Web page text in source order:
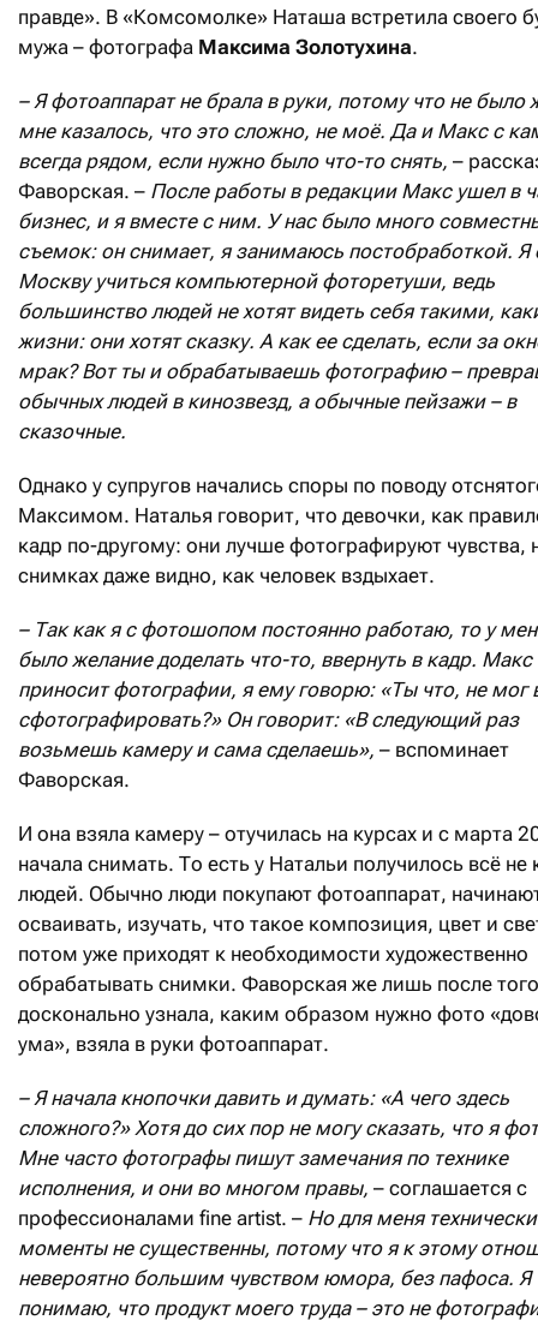
правде». В «Комсомолке» Наташа встретила своего
мужа – фотографа Максима Золотухина.
– Я фотоаппарат не брала в руки, потому что не было
мне казалось, что это сложно, не моё. Да и Макс с
всегда рядом, если нужно было что-то снять, –
Фаворская. – После работы в редакции Макс ушел в
бизнес, и я вместе с ним. У нас было много
съемок: он снимает, я занимаюсь постобработкой. Я
Москву учиться компьютерной фоторетуши, ведь
большинство людей не хотят видеть себя такими,
жизни: они хотят сказку. А как ее сделать, если за
мрак? Вот ты и обрабатываешь фотографию –
обычных людей в кинозвезд, а обычные пейзажи – в
сказочные.
Однако у супругов начались споры по поводу
Максимом. Наталья говорит, что девочки, как
кадр по-другому: они лучше фотографируют чувства,
снимках даже видно, как человек вздыхает.
– Так как я с фотошопом постоянно работаю, то у
было желание доделать что-то, ввернуть в кадр. Макс
приносит фотографии, я ему говорю: «Ты что, не мог
сфотографировать?» Он говорит: «В следующий раз
возьмешь камеру и сама сделаешь», – вспоминает
Фаворская.
И она взяла камеру – отучилась на курсах и с марта
начала снимать. То есть у Натальи получилось всё не
людей. Обычно люди покупают фотоаппарат,
осваивать, изучать, что такое композиция, цвет и
потом уже приходят к необходимости художественно
обрабатывать снимки. Фаворская же лишь после
досконально узнала, каким образом нужно фото
ума», взяла в руки фотоаппарат.
– Я начала кнопочки давить и думать: «А чего здесь
сложного?» Хотя до сих пор не могу сказать, что я
Мне часто фотографы пишут замечания по технике
исполнения, и они во многом правы, – соглашается с
профессионалами fine artist. – Но для меня
моменты не существенны, потому что я к этому
невероятно большим чувством юмора, без пафоса. Я
понимаю, что продукт моего труда – это не